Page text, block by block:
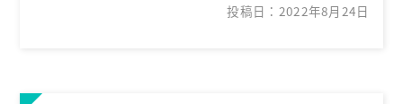
投稿日：2022年8月24日